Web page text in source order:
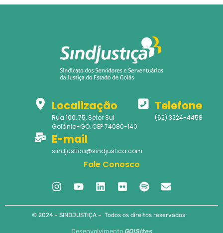
Localização
Rua 100, 75, Setor Sul
Goiânia-GO, CEP 74080-140
Telefone
(62) 3224-4458
E-mail
sindjustica@sindjustica.com
Fale Conosco
© 2024 – SINDJUSTIÇA – Todos os direitos reservados
Desenvolvimento GO!Sites